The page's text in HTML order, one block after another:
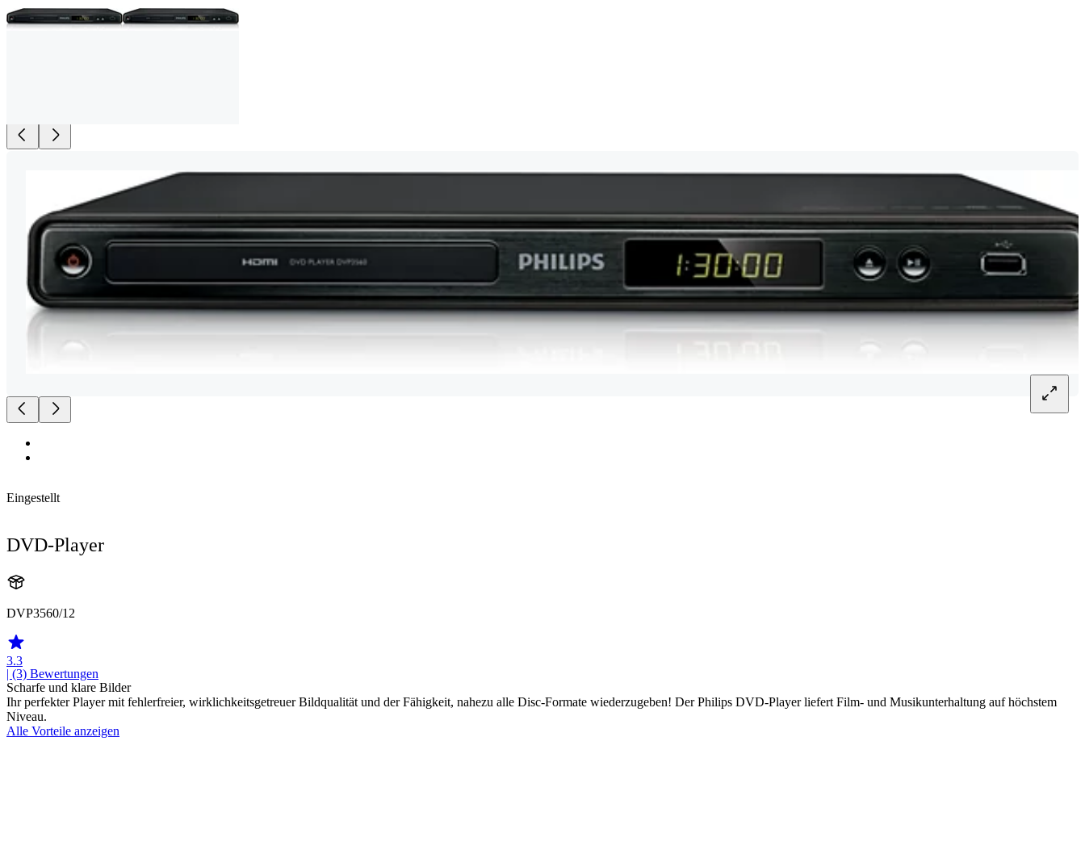
Eingestellt
DVD-Player
DVP3560/12
3.3
| (3) Bewertungen
Scharfe und klare Bilder
Ihr perfekter Player mit fehlerfreier, wirklichkeitsgetreuer Bildqualität und der Fähigkeit, nahezu alle Disc-Formate wiederzugeben! Der Philips DVD-Player liefert Film- und Musikunterhaltung auf höchstem
Niveau.
Alle Vorteile anzeigen